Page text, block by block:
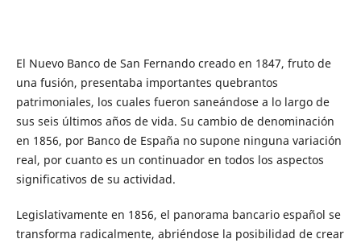
El Nuevo Banco de San Fernando creado en 1847, fruto de
una fusión, presentaba importantes quebrantos
patrimoniales, los cuales fueron saneándose a lo largo de
sus seis últimos años de vida. Su cambio de denominación
en 1856, por Banco de España no supone ninguna variación
real, por cuanto es un continuador en todos los aspectos
significativos de su actividad.
Legislativamente en 1856, el panorama bancario español se
transforma radicalmente, abriéndose la posibilidad de crear